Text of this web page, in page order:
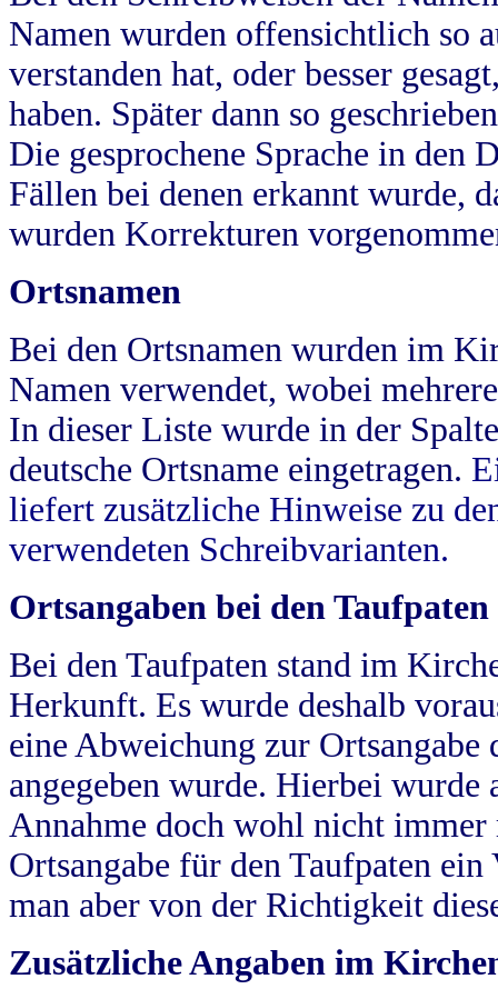
Namen wurden offensichtlich so
verstanden hat, oder besser
haben. Später dann so
Die gesprochene Sprache in
Fällen bei denen erkannt wurde,
wurden Korrekturen
Ortsnamen
Bei den Ortsnamen wurden im
Namen verwendet, wobei
In dieser Liste wurde in der
deutsche Ortsname eingetragen.
liefert zusätzliche Hinweise zu
verwendeten Schreibvarianten.
Ortsangaben bei den Taufpaten
Bei den Taufpaten stand im
Herkunft. Es wurde deshalb
eine Abweichung zur
angegeben wurde. Hierbei wurde
Annahme doch wohl nicht
Ortsangabe für den Taufpaten
man aber von der Richtigkeit
Zusätzliche Angaben im